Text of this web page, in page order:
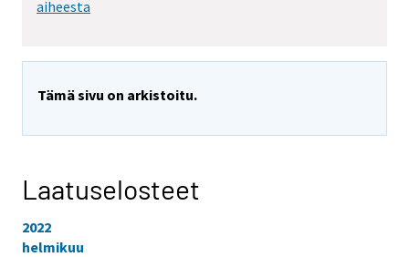
aiheesta
Tämä sivu on arkistoitu.
Laatuselosteet
2022
helmikuu